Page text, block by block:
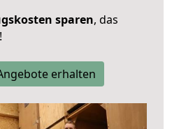
sparen, das
erhalten